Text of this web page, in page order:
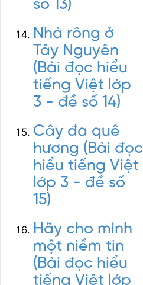
số 13)
Nhà rông ở
Tây Nguyên
(Bài đọc hiểu
tiếng Việt lớp
3 - đề số 14)
Cây đa quê
hương (Bài đọc
hiểu tiếng Việt
lớp 3 - đề số
15)
Hãy cho mình
một niềm tin
(Bài đọc hiểu
tiếng Việt lớp